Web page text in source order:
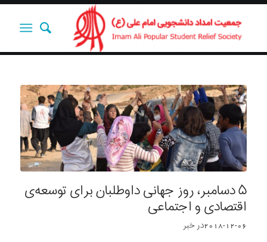
۵ دسامبر، روز جهانی داوطلبان برای توسعه‌ی
اقتصادی و اجتماعی
2018-12-06درخبر